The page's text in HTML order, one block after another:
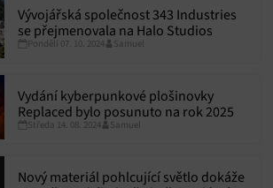
Vývojářská společnost 343 Industries
se přejmenovala na Halo Studios
Pondělí 07. 10. 2024 Samuel
Vydání kyberpunkové plošinovky
Replaced bylo posunuto na rok 2025
Středa 14. 08. 2024 Samuel
Nový materiál pohlcující světlo dokáže